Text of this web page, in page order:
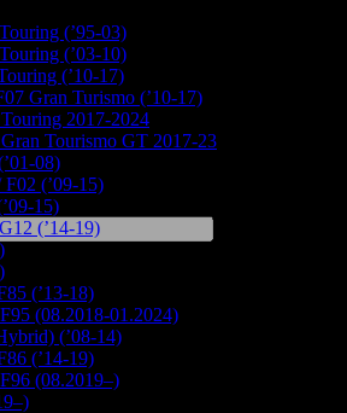
(’95-03)
(’03-10)
(’10-17)
Gran Turismo (’10-17)
2017-2024
Tourismo GT 2017-23
08)
F02 (’09-15)
15)
(’14-19)
(’13-18)
(08.2018-01.2024)
(’08-14)
(’14-19)
(08.2019–)